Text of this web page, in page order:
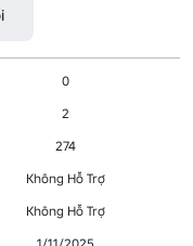
0
2
274
Không Hỗ Trợ
Không Hỗ Trợ
1/11/2025